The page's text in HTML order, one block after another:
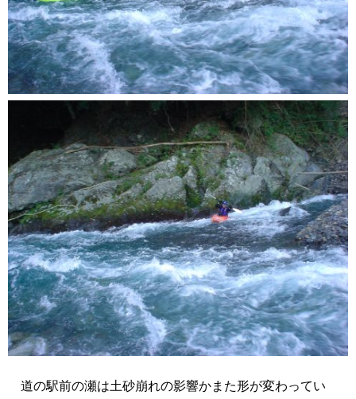
道の駅前の瀬は土砂崩れの影響かまた形が変わってい